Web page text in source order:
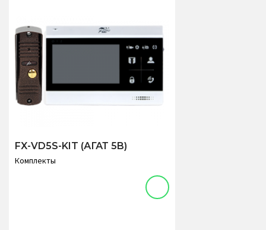
FX-VD5S-KIT (АГАТ 5B)
Комплекты